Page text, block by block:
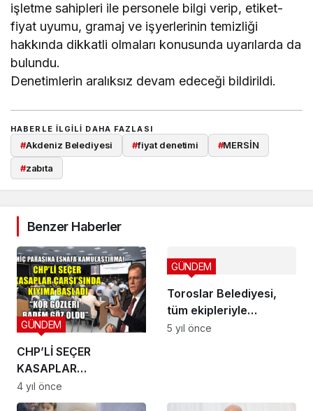
işletme sahipleri ile personele bilgi verip, etiket-
fiyat uyumu, gramaj ve işyerlerinin temizliği
hakkında dikkatli olmaları konusunda uyarılarda da
bulundu.
Denetimlerin aralıksız devam edeceği bildirildi.
HABERLE ILGILI DAHA FAZLASI
#Akdeniz Belediyesi #fiyat denetimi #MERSİN
#zabıta
Benzer Haberler
CHP’Lİ SEÇER
KASAPLAR
ÇARŞI’SINDA KIYIMA
BAŞLADI: HİÇ
GÜNDEM
4 yıl önce
Toroslar Belediyesi,
tüm ekipleriyle
teyakkuzda
GÜNDEM
5 yıl önce